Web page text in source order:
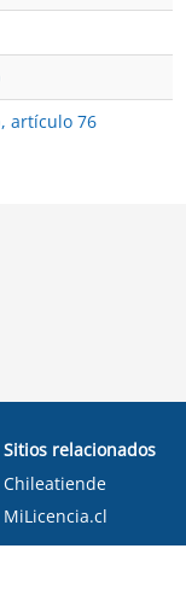
artículo 76
Sitios relacionados
Chileatiende
MiLicencia.cl